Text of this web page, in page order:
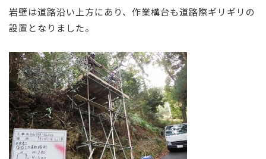
岩壁は道路沿い上方にあり、作業構台も道路際ギリギリの
設置となりました。